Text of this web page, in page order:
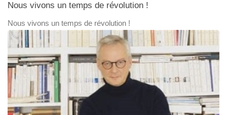
Nous vivons un temps de révolution !
Nous vivons un temps de révolution !